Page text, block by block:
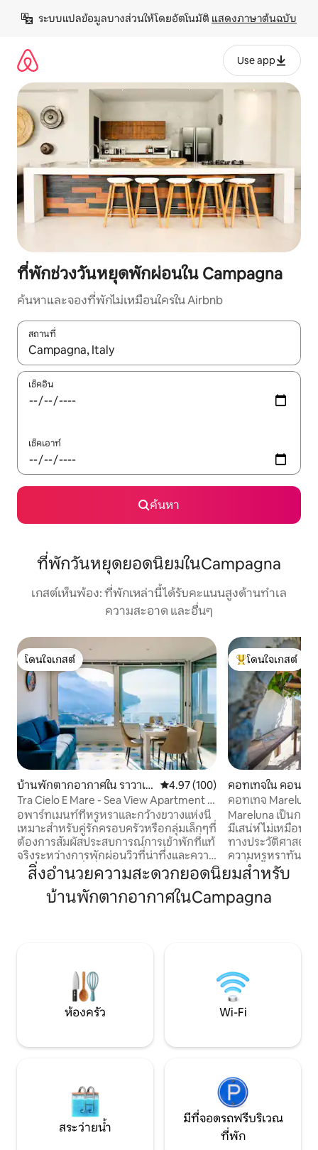
เนื้อหา
ระบบแปลข้อมูลบางส่วนให้โดยอัตโนมัติ แสดงภาษาต้นฉบับ
Use app
ที่พักช่วงวันหยุดพักผ่อนใน Campagna
ค้นหาและจองที่พักไม่เหมือนใครใน Airbnb
สถานที่
ใช้ลูกศรขึ้นลง หรือใช้การสัมผัสหรือปัด เพื่อสำรวจผลการค้นหา
เช็คอิน
เช็คเอาท์
ค้นหา
ที่พักวันหยุดยอดนิยมในCampagna
เกสต์เห็นพ้อง: ที่พักเหล่านี้ได้รับคะแนนสูงด้านทำเล
ความสะอาด และอื่นๆ
โดนใจเกสต์
โดนใจเกสต์
บ้านพักตากอากาศใน ราวาเอ
ลโล
คะแนนเฉลี่ย 4.97 จาก 5, 100 รีวิว
4.97 (100)
Tra Cielo E Mare - Sea View Apartment in
Ravello
อพาร์ทเมนท์ที่หรูหราและกว้างขวางแห่งนี้
เหมาะสำหรับคู่รักครอบครัวหรือกลุ่มเล็กๆที่
ต้องการสัมผัสประสบการณ์การเข้าพักที่แท้
จริงระหว่างการพักผ่อนวิวที่น่าทึ่งและความ
สะดวกสบาย สิ่งที่คุณจะพบ: • ห้องนอน 2
ห้องที่ตกแต่งอย่างมีรสนิยมและน่าอยู่ •
ห้องน้ำทันสมัย 2 ห้องเหมาะสำหรับความ
ตกดิน • ห้องครัวมีทุกอย่างที่คุณต้องการ
เพื่อให้รู้สึกเหมือนอยู่บ้าน • ที่จอดรถส่วนตัว
ฟรี 2 คันความหรูหราที่แท้จริงบนชายฝั่ง
Villa Rufolo, ร้านค้าและร้านอาหาร
โดนใจเกสต์ที่สุด
โดนใจเกสต์
คอทเทจใน คอนคา
คอทเทจ
Mareluna เป็นกร
มีเสน่ห์ไม่เหมือน
ทางประวัติศาสตร์
ความหรูหราทันสมั
มาที่สวยงามและก
หรูหราพร้อมรายล
กระเบื้องแบบดั้งเ
สะดวกที่ทันสมัยเช่
บ้านเหมาะสำหรับ
ทิวทัศน์ชายฝั่งที่น่
อาหารกลางแจ้ง
สิ่งอำนวยความสะดวกยอดนิยมสำหรับ
บ้านพักตากอากาศในCampagna
ห้องครัว Wi-Fi
สระว่ายน้ำ
มีที่จอดรถฟรีบริเวณ
ที่พัก